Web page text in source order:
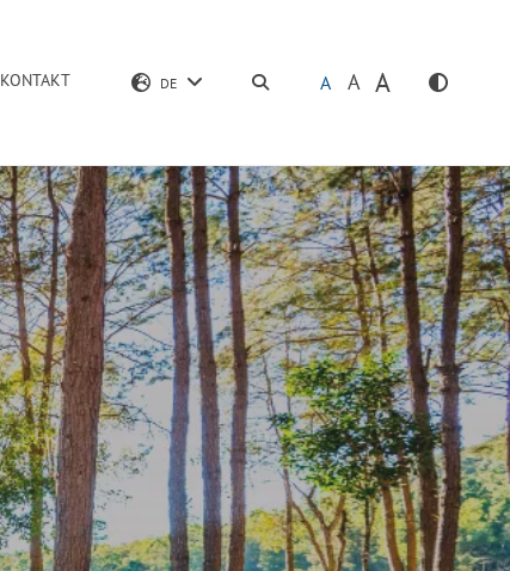
KONTAKT DE SUCHENA A A